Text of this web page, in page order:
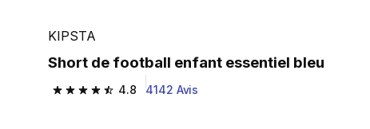
KIPSTA
Short de football enfant essentiel bleu
4.8
4.8 out of 5 stars from 4142 reviews
4142 Avis